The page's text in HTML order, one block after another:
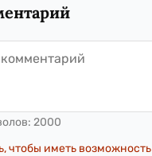
2000
чтобы иметь возможность